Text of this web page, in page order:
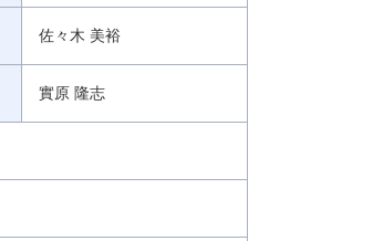
佐々木 美裕
實原 隆志